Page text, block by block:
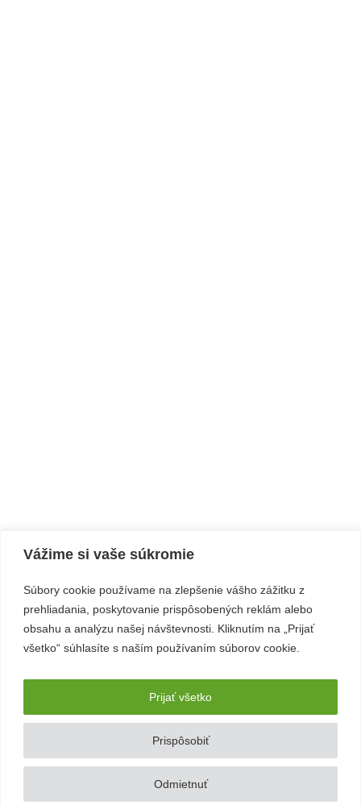
Vážime si vaše súkromie
Súbory cookie používame na zlepšenie vášho zážitku z
prehliadania, poskytovanie prispôsobených reklám alebo
obsahu a analýzu našej návštevnosti. Kliknutím na „Prijať
všetko“ súhlasíte s naším používaním súborov cookie.
Prispôsobiť
Odmietnuť
Prijať všetko